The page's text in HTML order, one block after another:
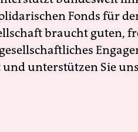
Fonds für
braucht guten,
und unterstützen Sie